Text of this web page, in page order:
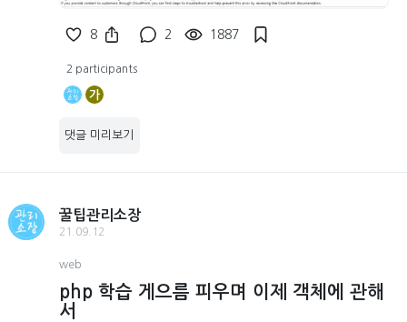
8 2 1887
2 participants
가
댓글 미리보기
꿀팁관리소장
21.09.12
web
php 학습 게으름 피우며 이제 객체에 관해
서